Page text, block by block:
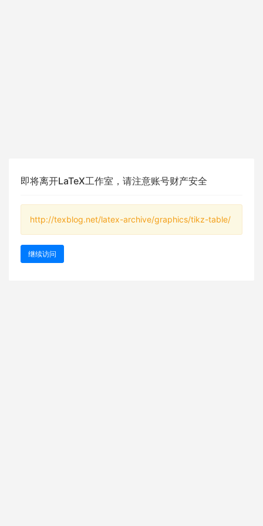
即将离开LaTeX工作室，请注意账号财产安全
http://texblog.net/latex-archive/graphics/tikz-table/
继续访问